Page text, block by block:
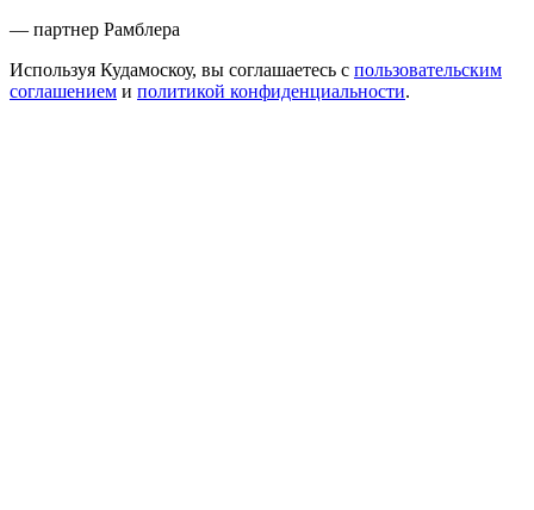
— партнер Рамблера
Используя Кудамоскоу, вы соглашаетесь с пользовательским
соглашением и политикой конфиденциальности.